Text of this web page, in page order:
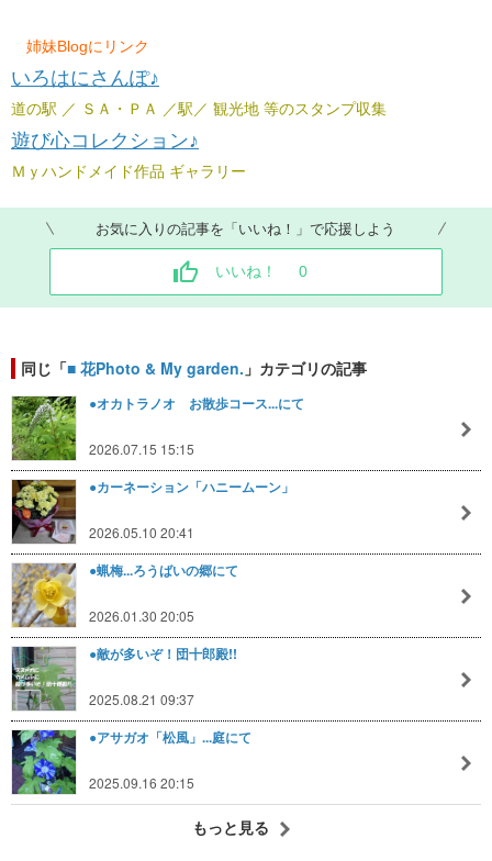
姉妹Blogにリンク
いろはにさんぽ♪
道の駅 ／ ＳＡ・ＰＡ ／駅／ 観光地 等のスタンプ収集
遊び心コレクション♪
Ｍｙハンドメイド作品 ギャラリー
お気に入りの記事を「いいね！」で応援しよう
いいね！ 0
同じ「■ 花Photo & My garden. 」カテゴリの記事
●オカトラノオ お散歩コース...にて
2026.07.15 15:15
●カーネーション「ハニームーン」
2026.05.10 20:41
●蝋梅...ろうばいの郷にて
2026.01.30 20:05
●敵が多いぞ！団十郎殿!!
2025.08.21 09:37
●アサガオ「松風」...庭にて
2025.09.16 20:15
もっと見る